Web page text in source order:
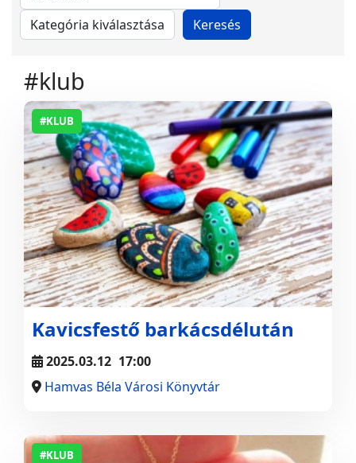
#klub
#KLUB
Kavicsfestő barkácsdélután
2025.03.12 17:00
Hamvas Béla Városi Könyvtár
#KLUB